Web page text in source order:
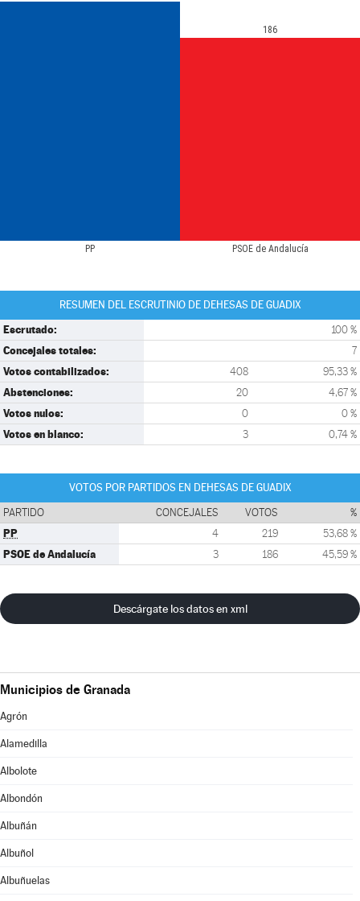
PP PSOE de Andalucía
186
RESUMEN DEL ESCRUTINIO DE DEHESAS DE GUADIX
Escrutado: 100 %
Concejales totales: 7
Votos contabilizados: 408 95,33 %
Abstenciones: 20 4,67 %
Votos nulos: 0 0 %
Votos en blanco: 3 0,74 %
VOTOS POR PARTIDOS EN DEHESAS DE GUADIX
PARTIDO CONCEJALES VOTOS %
PP 4 219 53,68 %
PSOE de Andalucía 3 186 45,59 %
Descárgate los datos en xml
Municipios de Granada
Agrón
Alamedilla
Albolote
Albondón
Albuñán
Albuñol
Albuñuelas